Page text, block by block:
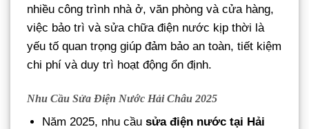
nhiều công trình nhà ở, văn phòng và cửa hàng,
việc bảo trì và sửa chữa điện nước kịp thời là
yếu tố quan trọng giúp đảm bảo an toàn, tiết kiệm
chi phí và duy trì hoạt động ổn định.
Nhu Cầu Sửa Điện Nước Hải Châu 2025
Năm 2025, nhu cầusửa điện nước tại Hải